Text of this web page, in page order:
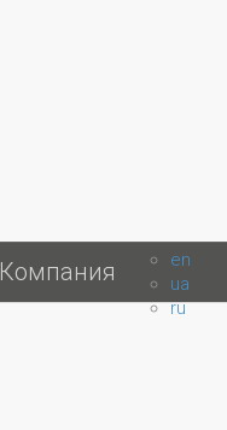
Компания
en
ua
ru